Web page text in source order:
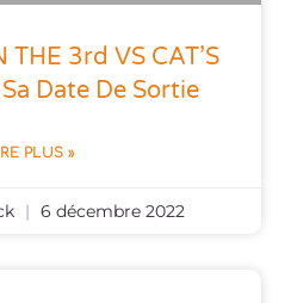
THE 3rd VS CAT’S
Date De Sortie
PLUS »
6 décembre 2022